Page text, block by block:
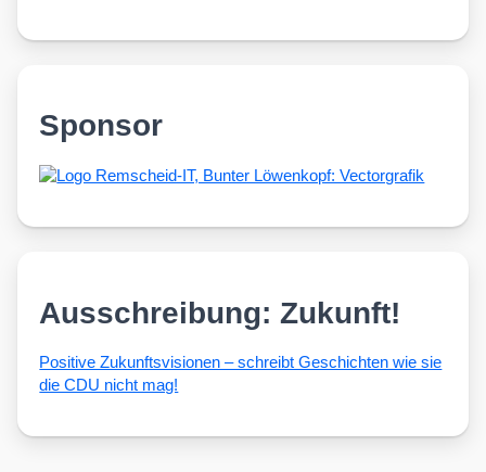
Sponsor
Ausschreibung: Zukunft!
Posi­ti­ve Zukunfts­vi­sio­nen – schreibt Geschich­ten wie sie
die CDU nicht mag!